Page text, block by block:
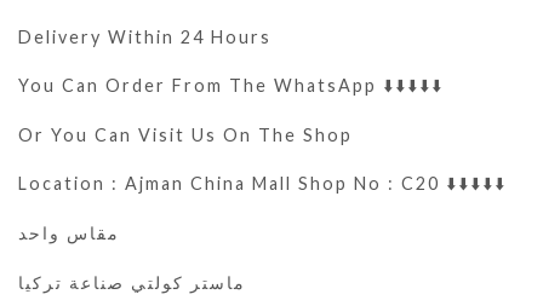
Delivery Within 24 Hours
You Can Order From The WhatsApp ⬇️⬇️⬇️⬇️⬇️
Or You Can Visit Us On The Shop
Location : Ajman China Mall Shop No : C20 ⬇️⬇️⬇️⬇️⬇️
مقاس واحد
ماستر كولتي صناعة تركيا